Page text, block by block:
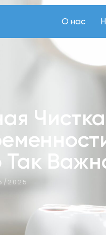
О нас
Так
2025